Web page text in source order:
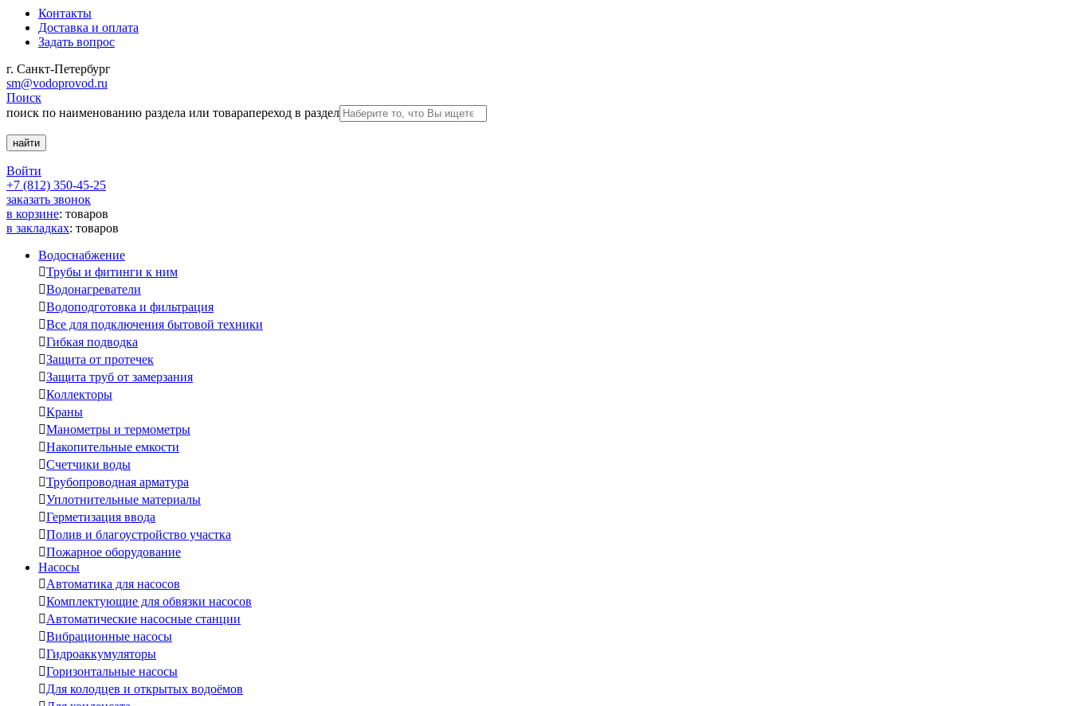
Контакты
Доставка и оплата
Задать вопрос
г. Санкт-Петербург
sm@vodoprovod.ru
Поиск
поиск по наименованию раздела или товарапереход в раздел
Войти
+7 (812) 350-45-25
заказать звонок
в корзине: товаров
в закладках: товаров
Водоснабжение
Трубы и фитинги к ним
Водонагреватели
Водоподготовка и фильтрация
Все для подключения бытовой техники
Гибкая подводка
Защита от протечек
Защита труб от замерзания
Коллекторы
Краны
Манометры и термометры
Накопительные емкости
Счетчики воды
Трубопроводная арматура
Уплотнительные материалы
Герметизация ввода
Полив и благоустройство участка
Пожарное оборудование
Насосы
Автоматика для насосов
Комплектующие для обвязки насосов
Автоматические насосные станции
Вибрационные насосы
Гидроаккумуляторы
Горизонтальные насосы
Для колодцев и открытых водоёмов